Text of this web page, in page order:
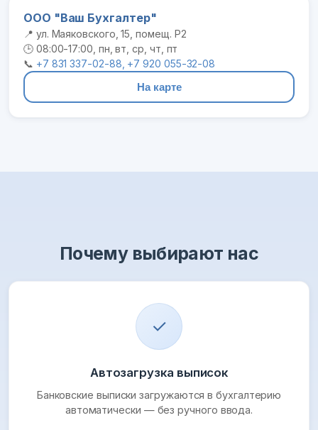
ООО "Ваш Бухгалтер"
📍 ул. Маяковского, 15, помещ. Р2
🕒 08:00-17:00, пн, вт, ср, чт, пт
📞 +7 831 337-02-88, +7 920 055-32-08
На карте
Почему выбирают нас
✓
Автозагрузка выписок
Банковские выписки загружаются в бухгалтерию
автоматически — без ручного ввода.